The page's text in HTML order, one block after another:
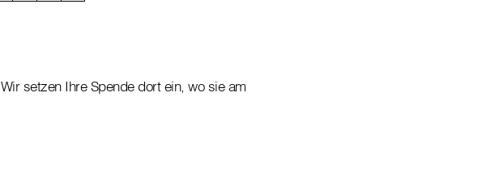
setzen Ihre Spende dort ein, wo sie am